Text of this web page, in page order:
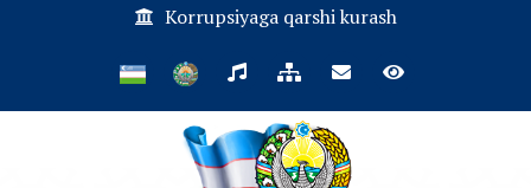
Korrupsiyaga qarshi kurash